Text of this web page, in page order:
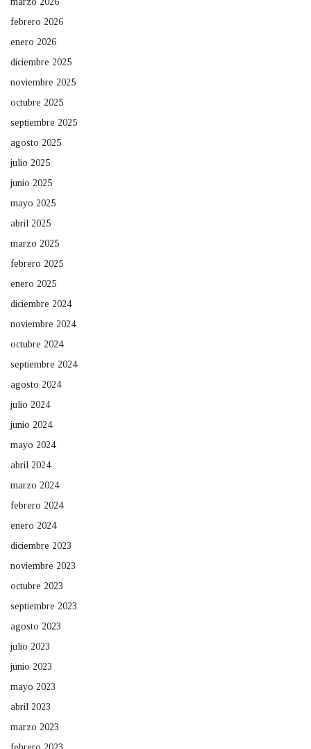
febrero 2026
enero 2026
diciembre 2025
noviembre 2025
octubre 2025
septiembre 2025
agosto 2025
julio 2025
junio 2025
mayo 2025
abril 2025
marzo 2025
febrero 2025
enero 2025
diciembre 2024
noviembre 2024
octubre 2024
septiembre 2024
agosto 2024
julio 2024
junio 2024
mayo 2024
abril 2024
marzo 2024
febrero 2024
enero 2024
diciembre 2023
noviembre 2023
octubre 2023
septiembre 2023
agosto 2023
julio 2023
junio 2023
mayo 2023
abril 2023
marzo 2023